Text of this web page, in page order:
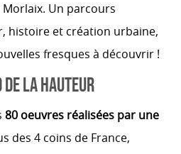
Morlaix. Un parcours
histoire et création urbaine,
fresques à découvrir !
LA HAUTEUR
80 oeuvres réalisées par une
des 4 coins de France,